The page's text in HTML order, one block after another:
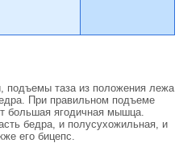
подъемы таза из положения лежа
При правильном подъеме
большая ягодичная мышца.
бедра, и полусухожильная, и
его бицепс.